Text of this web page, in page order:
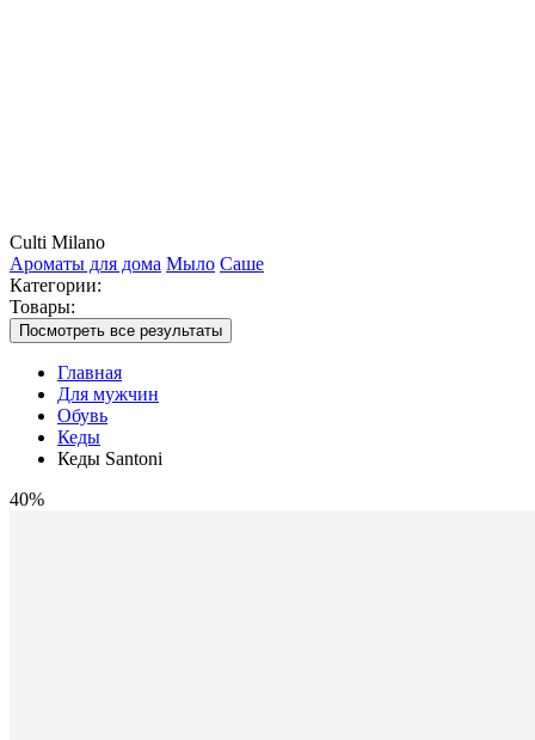
Culti Milano
Ароматы для дома Мыло Саше
Категории:
Товары:
Посмотреть все результаты
Главная
Для мужчин
Обувь
Кеды
Кеды Santoni
40%